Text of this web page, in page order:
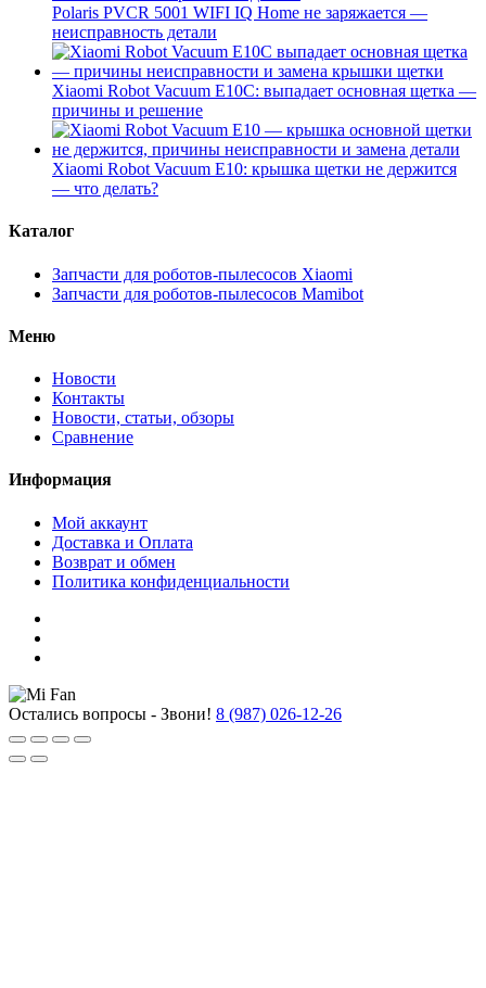
Polaris PVCR 5001 WIFI IQ Home не заряжается —
неисправность детали
Xiaomi Robot Vacuum E10C: выпадает основная щетка —
причины и решение
Xiaomi Robot Vacuum E10: крышка щетки не держится
— что делать?
Каталог
Запчасти для роботов-пылесосов Xiaomi
Запчасти для роботов-пылесосов Mamibot
Меню
Новости
Контакты
Новости, статьи, обзоры
Сравнение
Информация
Мой аккаунт
Доставка и Оплата
Возврат и обмен
Политика конфиденциальности
Остались вопросы - Звони! 8 (987) 026-12-26